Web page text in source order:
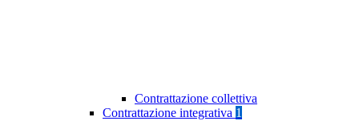
Contrattazione collettiva
Contrattazione integrativa 1